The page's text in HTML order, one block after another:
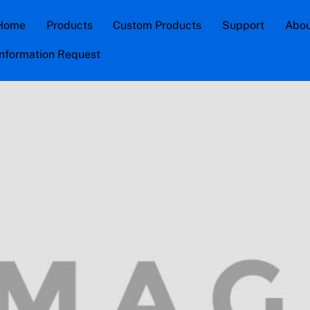
Products Custom Products Support
Request